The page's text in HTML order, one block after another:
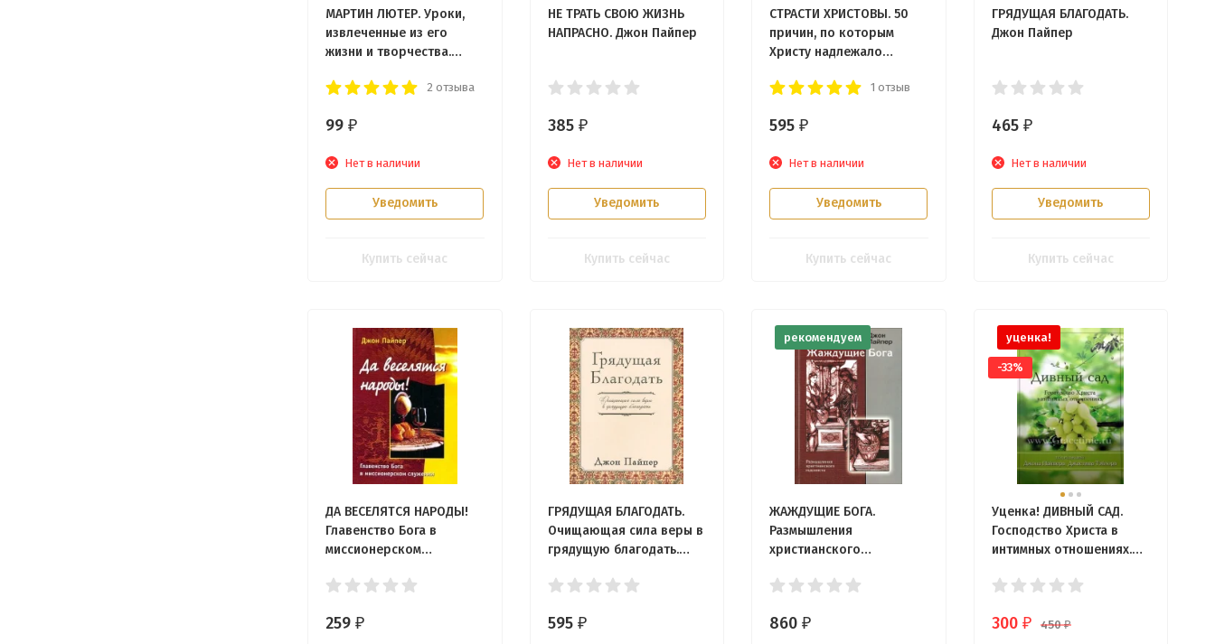
МАРТИН ЛЮТЕР. Уроки,
извлеченные из его
жизни и творчества.
2 отзыва
99 ₽
Нет в наличии
Уведомить
Купить сейчас
НЕ ТРАТЬ СВОЮ ЖИЗНЬ
НАПРАСНО. Джон Пайпер
385 ₽
Нет в наличии
Уведомить
Купить сейчас
СТРАСТИ ХРИСТОВЫ. 50
причин, по которым
Христу надлежало
Джон Пайпер
1 отзыв
595 ₽
Нет в наличии
Уведомить
Купить сейчас
ГРЯДУЩАЯ БЛАГОДАТЬ.
Джон Пайпер
465 ₽
Нет в наличии
Уведомить
Купить сейчас
ДА ВЕСЕЛЯТСЯ НАРОДЫ!
Главенство Бога в
миссионерском
259 ₽
ГРЯДУЩАЯ БЛАГОДАТЬ.
Очищающая сила веры в
грядущую благодать.
595 ₽
рекомендуем
ЖАЖДУЩИЕ БОГА.
Размышления
христианского
860 ₽
уценка!
-33%
Уценка! ДИВНЫЙ САД.
Господство Христа в
интимных отношениях.
300 ₽ 450₽